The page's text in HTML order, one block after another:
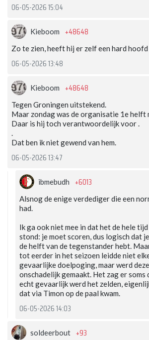
06-05-2026 15:04
Kieboom +48648
Zo te zien, heeft hij er zelf een hard hoofd
06-05-2026 13:48
Kieboom +48648
Tegen Groningen uitstekend.
Maar zondag was de organisatie 1e helft
Daar is hij toch verantwoordelijk voor .
.
Dat ben ik niet gewend van hem.
06-05-2026 13:47
ibmebudh +6013
Alsnog de enige verdediger die een
had.
Ik ga ook niet mee in dat het de hele
stond: je moet scoren, dus logisch dat
de helft van de tegenstander hebt.
tot eerder in het seizoen leidde niet
gevaarlijke doelpoging, maar werd
onschadelijk gemaakt. Het zag er soms
echt gevaarlijk werd het zelden,
dat via Timon op de paal kwam.
06-05-2026 14:03
soldeerbout +93